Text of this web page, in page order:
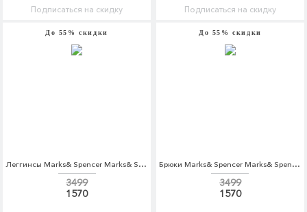
Подписаться на скидку Подписаться на скидку
До 55% скидки
Леггинсы Marks& Spencer Marks& Spencer MA178EWARAB3
3499
1570
До 55% скидки
Брюки Marks& Spencer Marks& Spencer MA178EWARAC5
3499
1570